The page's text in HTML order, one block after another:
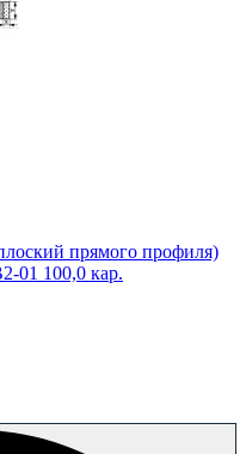
прямого профиля)
01 100,0 кар.